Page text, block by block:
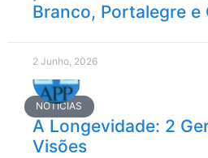
Branco, Portalegre e
2 Junho, 2026
NOTÍCIAS
A Longevidade: 2
Visões